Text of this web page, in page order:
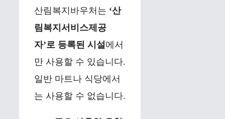
산림복지바우처는 ‘산
림복지서비스제공
자’로 등록된 시설에서
만 사용할 수 있습니다.
일반 마트나 식당에서
는 사용할 수 없습니다.